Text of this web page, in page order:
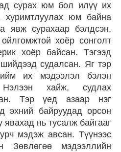
сурах юм бол илүү их
хуримтлуулах юм байна
явж сурахаар бэлдсэн.
хоёр сонголт
хоёр байсан. Тэгээд
судалсан. Яг тэр
их мэдээлэл бэлэн
хайж, судлах
Тэр үед азаар нэг
эхний байруудад орсон
явахад нь тусалж байгааг
мэдэж авсан. Түүнээс
Зөвлөгөө мэдээллийн